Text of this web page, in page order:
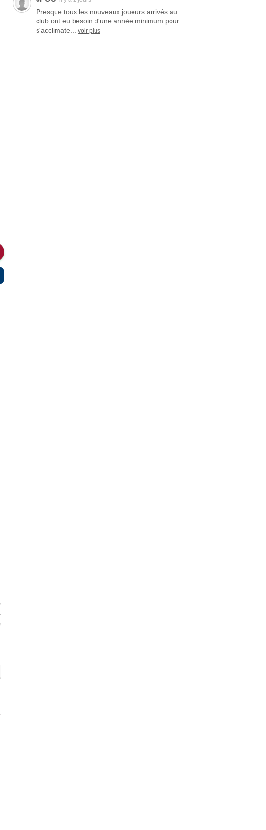
Presque tous les nouveaux joueurs arrivés au
club ont eu besoin d'une année minimum pour
s'acclimate...
voir plus